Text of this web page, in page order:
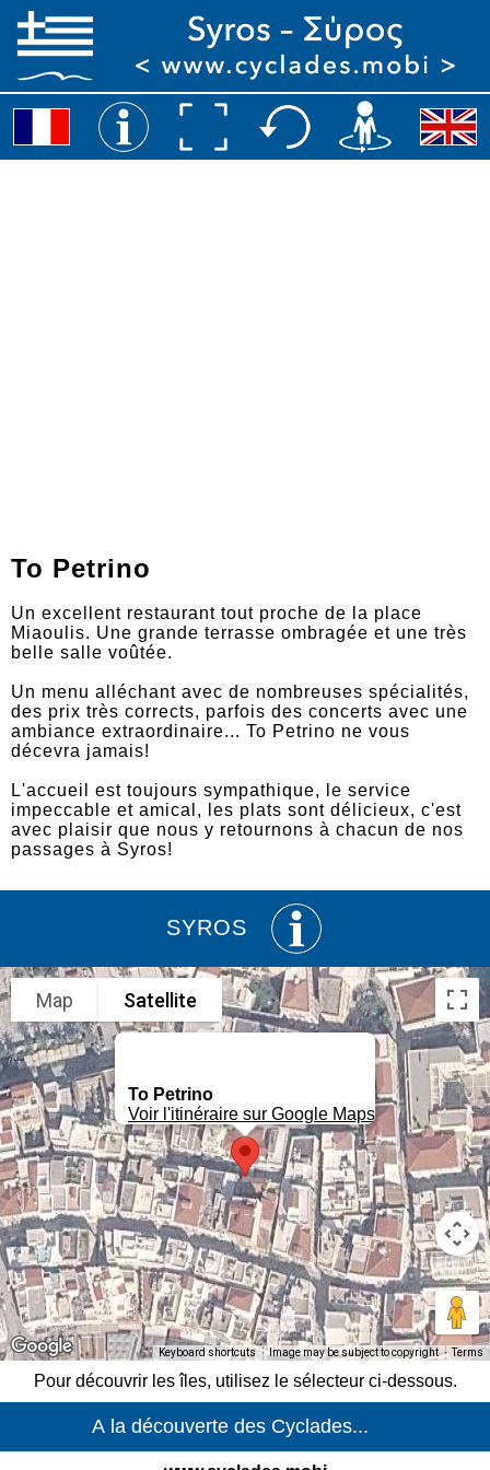
To Petrino
Un excellent restaurant tout proche de la place
Miaoulis. Une grande terrasse ombragée et une très
belle salle voûtée.
Un menu alléchant avec de nombreuses spécialités,
des prix très corrects, parfois des concerts avec une
ambiance extraordinaire... To Petrino ne vous
décevra jamais!
L'accueil est toujours sympathique, le service
impeccable et amical, les plats sont délicieux, c'est
avec plaisir que nous y retournons à chacun de nos
passages à Syros!
SYROS
To Petrino
Voir l'itinéraire sur Google Maps
Map Satellite
Keyboard shortcuts Image may be subject to copyright Terms
Pour découvrir les îles, utilisez le sélecteur ci-dessous.